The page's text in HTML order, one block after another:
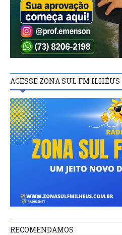
ACESSE ZONA SUL FM ILHÉUS
RECOMENDAMOS